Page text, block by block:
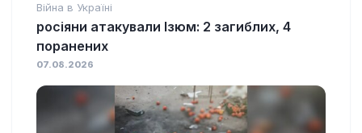
Війна в Україні
росіяни атакували Ізюм: 2 загиблих, 4
поранених
07.08.2026